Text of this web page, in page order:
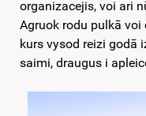
organizacejis, voi ari
Agruok rodu pulkā
kurs vysod reizi godā
saimi, draugus i